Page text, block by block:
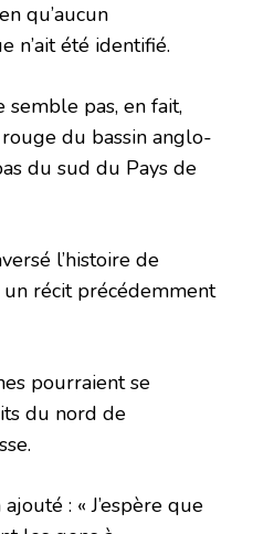
qu’aucun
n’ait été identifié.
semble pas, en fait,
du bassin anglo-
du sud du Pays de
l’histoire de
récit précédemment
pourraient se
du nord de
: « J’espère que